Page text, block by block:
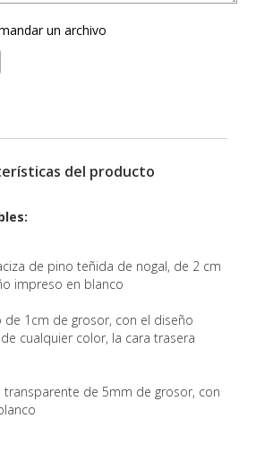
un archivo
del producto
de pino teñida de nogal, de 2 cm
impreso en blanco
de 1cm de grosor, con el diseño
cualquier color, la cara trasera
de 5mm de grosor, con